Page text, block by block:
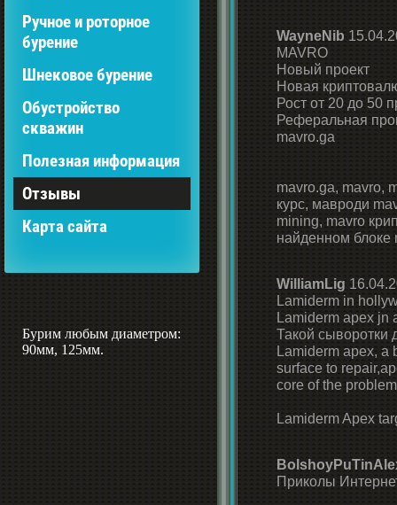
Ручное и роторное
бурение
Шнековое бурение
Обустройство
скважин
Полезная информация
Отзывы
Карта сайта
Бурим любым диаметром:
90мм, 125мм.
WayneNib
MAVRO
Новый проект
Новая
Рост от 20 до 50
Реферальная
mavro.ga
mavro.ga, mavro,
курс, мавроди
mining, mavro
найденном блоке
WilliamLig
Lamiderm in
Lamiderm apex jn
Такой сыворотки
Lamiderm apex, a
surface to
core of the
Lamiderm Apex
Приколы